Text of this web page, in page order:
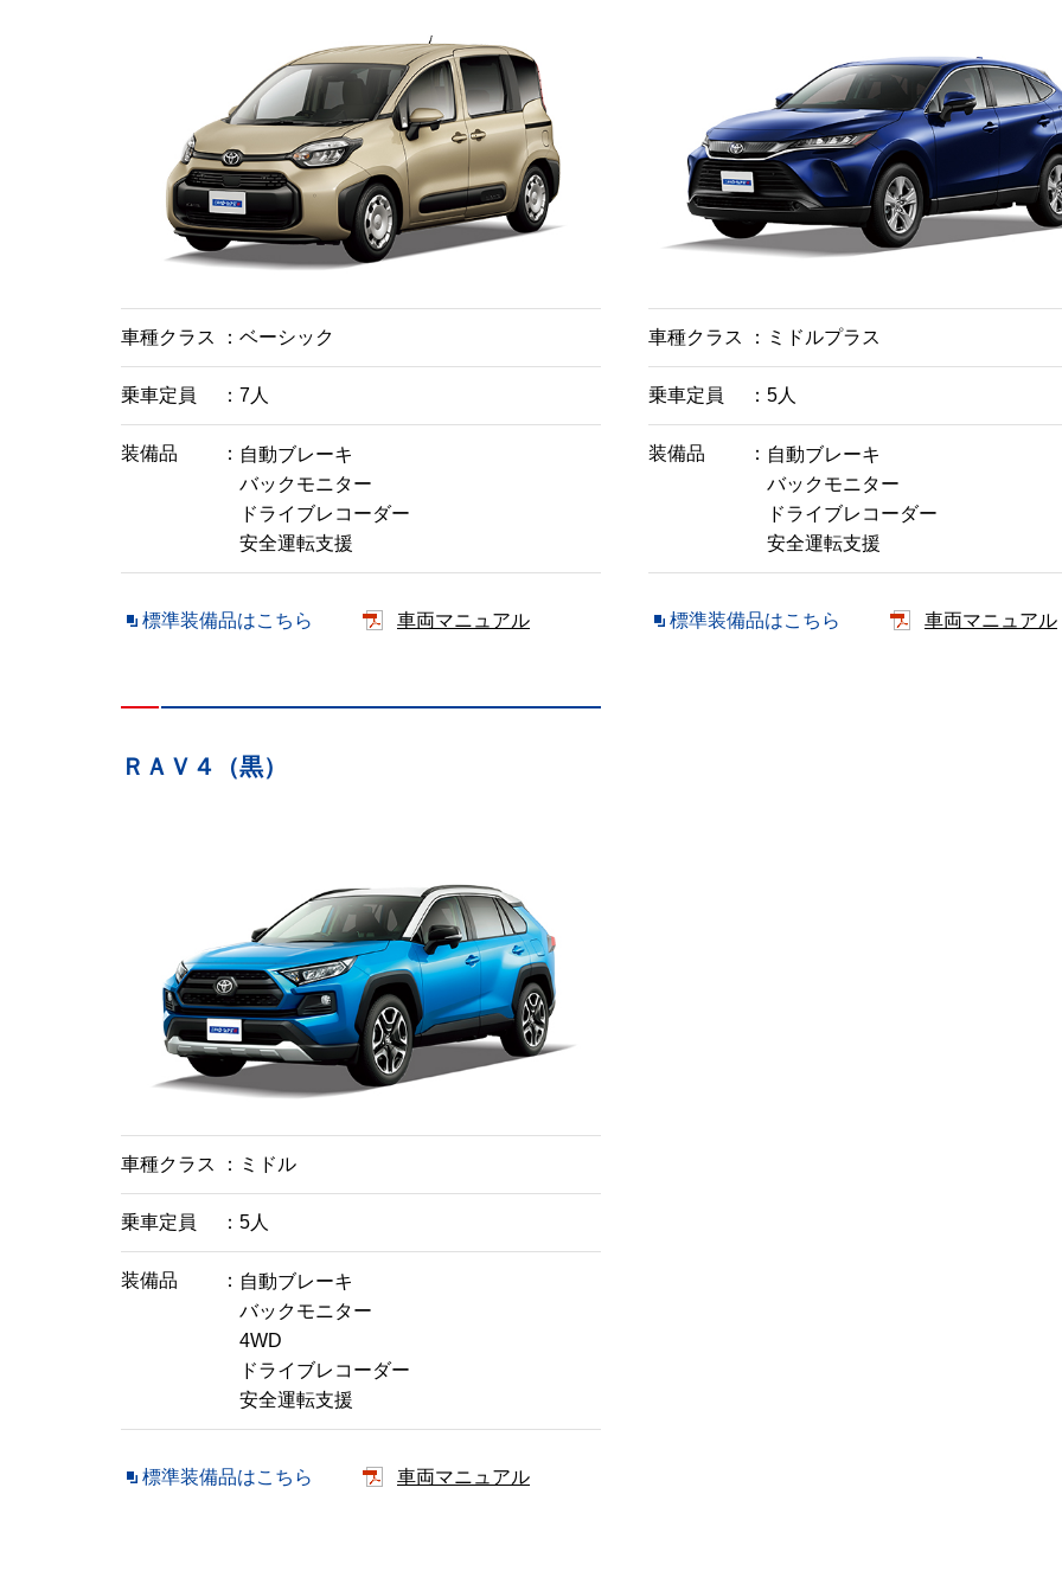
車種クラス ベーシック
乗車定員 7人
装備品
自動ブレーキ
バックモニター
ドライブレコーダー
安全運転支援
標準装備品はこちら 車両マニュアル
車種クラス ミドルプラス
乗車定員 5人
装備品
自動ブレーキ
バックモニター
ドライブレコーダー
安全運転支援
標準装備品はこちら 車両マニュアル
ＲＡＶ４（黒）
車種クラス ミドル
乗車定員 5人
装備品
自動ブレーキ
バックモニター
4WD
ドライブレコーダー
安全運転支援
標準装備品はこちら 車両マニュアル